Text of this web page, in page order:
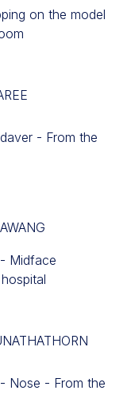
on the model
- From the
Midface
Nose - From the